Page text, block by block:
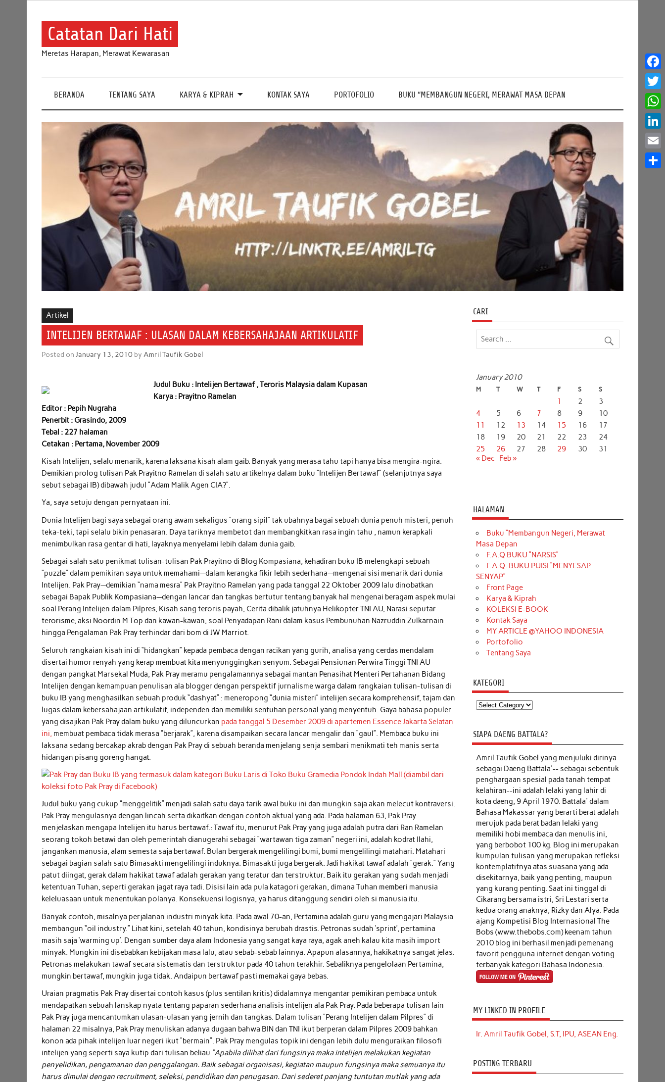
Catatan Dari Hati
Meretas Harapan, Merawat Kewarasan
BERANDA TENTANG SAYA KARYA & KIPRAH KONTAK SAYA PORTOFOLIO BUKU “MEMBANGUN NEGERI, MERAWAT MASA DEPAN
Artikel
INTELIJEN BERTAWAF : ULASAN DALAM KEBERSAHAJAAN ARTIKULATIF
Posted onJanuary 13, 2010 byAmril Taufik Gobel
Judul Buku : Intelijen Bertawaf , Teroris Malaysia dalam Kupasan
Karya : Prayitno Ramelan
Editor : Pepih Nugraha
Penerbit : Grasindo, 2009
Tebal : 227 halaman
Cetakan : Pertama, November 2009
Kisah Intelijen, selalu menarik, karena laksana kisah alam gaib. Banyak yang merasa tahu tapi hanya bisa mengira-ngira.
Demikian prolog tulisan Pak Prayitno Ramelan di salah satu artikelnya dalam buku “Intelijen Bertawaf” (selanjutnya saya
sebut sebagai IB) dibawah judul “Adam Malik Agen CIA?”.
Ya, saya setuju dengan pernyataan ini.
Dunia Intelijen bagi saya sebagai orang awam sekaligus “orang sipil” tak ubahnya bagai sebuah dunia penuh misteri, penuh
teka-teki, tapi selalu bikin penasaran. Daya tariknya membetot dan membangkitkan rasa ingin tahu , namun kerapkali
menimbulkan rasa gentar di hati, layaknya menyelami lebih dalam dunia gaib.
Sebagai salah satu penikmat tulisan-tulisan Pak Prayitno di Blog Kompasiana, kehadiran buku IB melengkapi sebuah
“puzzle” dalam pemikiran saya untuk memahami—dalam kerangka fikir lebih sederhana—mengenai sisi menarik dari dunia
Intelijen. Pak Pray—demikian “nama mesra” Pak Prayitno Ramelan yang pada tanggal 22 Oktober 2009 lalu dinobatkan
sebagai Bapak Publik Kompasiana—dengan lancar dan tangkas bertutur tentang banyak hal mengenai beragam aspek mulai
soal Perang Intelijen dalam Pilpres, Kisah sang teroris payah, Cerita dibalik jatuhnya Helikopter TNI AU, Narasi seputar
terorisme, aksi Noordin M Top dan kawan-kawan, soal Penyadapan Rani dalam kasus Pembunuhan Nazruddin Zulkarnain
hingga Pengalaman Pak Pray terhindar dari bom di JW Marriot.
Seluruh rangkaian kisah ini di “hidangkan” kepada pembaca dengan racikan yang gurih, analisa yang cerdas mendalam
disertai humor renyah yang kerap membuat kita menyunggingkan senyum. Sebagai Pensiunan Perwira Tinggi TNI AU
dengan pangkat Marsekal Muda, Pak Pray meramu pengalamannya sebagai mantan Penasihat Menteri Pertahanan Bidang
Intelijen dengan kemampuan penulisan ala blogger dengan perspektif jurnalisme warga dalam rangkaian tulisan-tulisan di
buku IB yang menghasilkan sebuah produk “dashyat” : meneropong “dunia misteri” intelijen secara komprehensif, tajam dan
lugas dalam kebersahajaan artikulatif, independen dan memiliki sentuhan personal yang menyentuh. Gaya bahasa populer
yang disajikan Pak Pray dalam buku yang diluncurkan pada tanggal 5 Desember 2009 di apartemen Essence Jakarta Selatan
ini, membuat pembaca tidak merasa “berjarak”, karena disampaikan secara lancar mengalir dan “gaul”. Membaca buku ini
laksana sedang bercakap akrab dengan Pak Pray di sebuah beranda menjelang senja sembari menikmati teh manis serta
hidangan pisang goreng hangat.
Judul buku yang cukup “menggelitik” menjadi salah satu daya tarik awal buku ini dan mungkin saja akan melecut kontraversi.
Pak Pray mengulasnya dengan lincah serta dikaitkan dengan contoh aktual yang ada. Pada halaman 63, Pak Pray
menjelaskan mengapa Intelijen itu harus bertawaf.: Tawaf itu, menurut Pak Pray yang juga adalah putra dari Ran Ramelan
seorang tokoh betawi dan oleh pemerintah dianugerahi sebagai “wartawan tiga zaman” negeri ini, adalah kodrat Ilahi,
jangankan manusia, alam semesta saja bertawaf. Bulan bergerak mengelilingi bumi, bumi mengelilingi matahari. Matahari
sebagai bagian salah satu Bimasakti mengelilingi induknya. Bimasakti juga bergerak. Jadi hakikat tawaf adalah “gerak.” Yang
patut diingat, gerak dalam hakikat tawaf adalah gerakan yang teratur dan terstruktur. Baik itu gerakan yang sudah menjadi
ketentuan Tuhan, seperti gerakan jagat raya tadi. Disisi lain ada pula katagori gerakan, dimana Tuhan memberi manusia
keleluasaan untuk menentukan polanya. Konsekuensi logisnya, ya harus ditanggung sendiri oleh si manusia itu.
Banyak contoh, misalnya perjalanan industri minyak kita. Pada awal 70-an, Pertamina adalah guru yang mengajari Malaysia
membangun “oil industry.” Lihat kini, setelah 40 tahun, kondisinya berubah drastis. Petronas sudah ’sprint’, pertamina
masih saja ‘warming up’. Dengan sumber daya alam Indonesia yang sangat kaya raya, agak aneh kalau kita masih import
minyak. Mungkin ini disebabkan kebijakan masa lalu, atau sebab-sebab lainnya. Apapun alasannya, hakikatnya sangat jelas.
Petronas melakukan tawaf secara sistematis dan terstruktur pada 40 tahun terakhir. Sebaliknya pengelolaan Pertamina,
mungkin bertawaf, mungkin juga tidak. Andaipun bertawaf pasti memakai gaya bebas.
Uraian pragmatis Pak Pray disertai contoh kasus (plus sentilan kritis) didalamnya mengantar pemikiran pembaca untuk
mendapatkan sebuah lanskap nyata tentang paparan sederhana analisis intelijen ala Pak Pray. Pada beberapa tulisan lain
Pak Pray juga mencantumkan ulasan-ulasan yang jernih dan tangkas. Dalam tulisan “Perang Intelijen dalam Pilpres” di
halaman 22 misalnya, Pak Pray menuliskan adanya dugaan bahwa BIN dan TNI ikut berperan dalam Pilpres 2009 bahkan
konon ada pihak intelijen luar negeri ikut “bermain”. Pak Pray mengulas topik ini dengan lebih dulu menguraikan filosofi
intelijen yang seperti saya kutip dari tulisan beliau “Apabila dilihat dari fungsinya maka intelijen melakukan kegiatan
penyelidikan, pengamanan dan penggalangan. Baik sebagai organisasi, kegiatan maupun fungsinya maka semuanya itu
harus dimulai dengan recruitment, seleksi, pendidikan dan penugasan. Dari sederet panjang tuntutan mutlak yang ada
CARI
January 2010
M T W T F S S
1 2
3
4
5 6 7 8 9
10
11
12 13 14 15 16
17
18
19 20 21 22 23
24
25
26 27 28 29 30
31
« Dec
Feb »
HALAMAN
Buku “Membangun Negeri, Merawat
Masa Depan
F.A.Q BUKU “NARSIS”
F.A.Q. BUKU PUISI “MENYESAP
SENYAP”
Front Page
Karya & Kiprah
KOLEKSI E-BOOK
Kontak Saya
MY ARTICLE @YAHOO INDONESIA
Portofolio
Tentang Saya
KATEGORI
Kategori
SIAPA DAENG BATTALA?
Amril Taufik Gobel yang menjuluki dirinya
sebagai Daeng Battala'-- sebagai sebentuk
penghargaan spesial pada tanah tempat
kelahiran--ini adalah lelaki yang lahir di
kota daeng, 9 April 1970. Battala' dalam
Bahasa Makassar yang berarti berat adalah
merujuk pada berat badan lelaki yang
memiliki hobi membaca dan menulis ini,
yang berbobot 100 kg. Blog ini merupakan
kumpulan tulisan yang merupakan refleksi
kontemplatifnya atas suasana yang ada
disekitarnya, baik yang penting, maupun
yang kurang penting. Saat ini tinggal di
Cikarang bersama istri, Sri Lestari serta
kedua orang anaknya, Rizky dan Alya. Pada
ajang Kompetisi Blog Internasional The
Bobs (www.thebobs.com) keenam tahun
2010 blog ini berhasil menjadi pemenang
favorit pengguna internet dengan voting
terbanyak kategori Bahasa Indonesia.
MY LINKED IN PROFILE
Ir. Amril Taufik Gobel, S.T, IPU, ASEAN Eng.
POSTING TERBARU
Email